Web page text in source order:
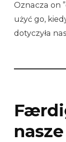
Oznacza on
użyć go,
dotyczyła